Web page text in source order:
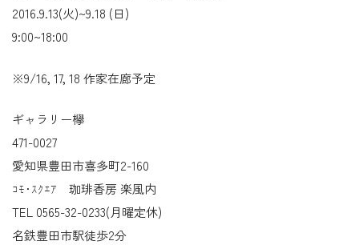
2016.9.13(火)~9.18 (日)
9:00~18:00
※9/16, 17, 18 作家在廊予定
ギャラリー欅
471-0027
愛知県豊田市喜多町2-160
ｺﾓ･ｽｸｴｱ 珈琲香房 楽風内
TEL 0565-32-0233(月曜定休)
名鉄豊田市駅徒歩2分